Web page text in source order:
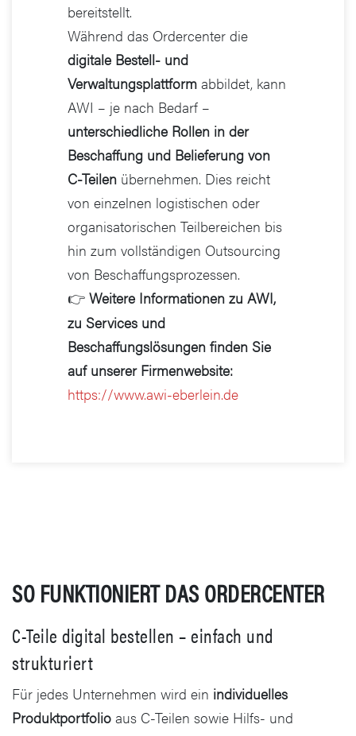
bereitstellt.
Während das Ordercenter die
digitale Bestell- und
Verwaltungsplattform abbildet, kann
AWI – je nach Bedarf –
unterschiedliche Rollen in der
Beschaffung und Belieferung von
C-Teilen übernehmen. Dies reicht
von einzelnen logistischen oder
organisatorischen Teilbereichen bis
hin zum vollständigen Outsourcing
von Beschaffungsprozessen.
👉 Weitere Informationen zu AWI,
zu Services und
Beschaffungslösungen finden Sie
auf unserer Firmenwebsite:
https://www.awi-eberlein.de
SO FUNKTIONIERT DAS ORDERCENTER
C-Teile digital bestellen – einfach und
strukturiert
Für jedes Unternehmen wird ein individuelles
Produktportfolio aus C-Teilen sowie Hilfs- und